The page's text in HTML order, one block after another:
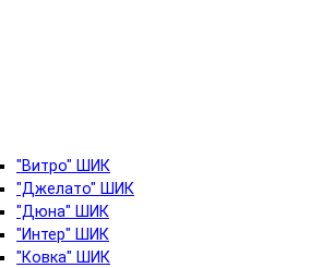
"Витро" ШИК
"Джелато" ШИК
"Дюна" ШИК
"Интер" ШИК
"Ковка" ШИК